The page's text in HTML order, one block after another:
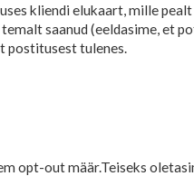
kliendi elukaart, mille pealt
saanud (eeldasime, et
postitusest tulenes.
opt-out määr.Teiseks